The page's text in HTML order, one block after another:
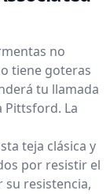
no
tiene goteras
tu llamada
Pittsford. La
teja clásica y
por resistir el
su resistencia,